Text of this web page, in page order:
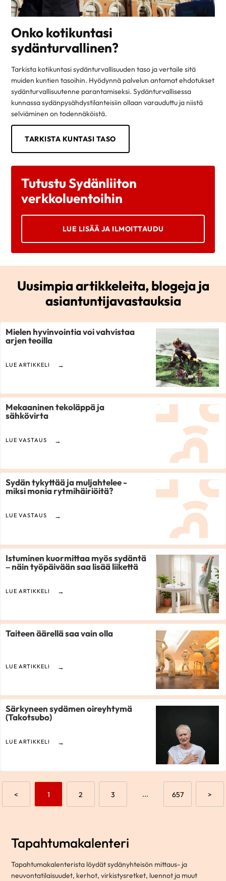
Onko kotikuntasi
sydänturvallinen?
Tarkista kotikuntasi sydänturvallisuuden taso ja vertaile sitä
muiden kuntien tasoihin. Hyödynnä palvelun antamat ehdotukset
sydänturvallisuutenne parantamiseksi. Sydänturvallisessa
kunnassa sydänpysähdystilanteisiin ollaan varauduttu ja niistä
selviäminen on todennäköistä.
TARKISTA KUNTASI TASO
Tutustu Sydänliiton
verkkoluentoihin
LUE LISÄÄ JA ILMOITTAUDU
Uusimpia artikkeleita, blogeja ja
asiantuntijavastauksia
Mielen hyvinvointia voi vahvistaa
arjen teoilla
LUE ARTIKKELI
Mekaaninen tekoläppä ja
sähkövirta
LUE VASTAUS
Sydän tykyttää ja muljahtelee -
miksi monia rytmihäiriöitä?
LUE VASTAUS
Istuminen kuormittaa myös sydäntä
– näin työpäivään saa lisää liikettä
LUE ARTIKKELI
Taiteen äärellä saa vain olla
LUE ARTIKKELI
Särkyneen sydämen oireyhtymä
(Takotsubo)
LUE ARTIKKELI
< Aikaisempi sivuMene sivulle
1 Mene sivulle
2 Mene sivulle
3 ... Mene sivulle
657 >
Tapahtumakalenteri
Tapahtumakalenterista löydät sydänyhteisön mittaus- ja
neuvontatilaisuudet, kerhot, virkistysretket, luennot ja muut